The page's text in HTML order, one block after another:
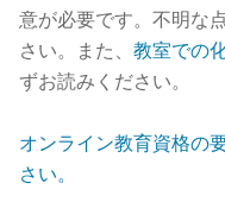
意が必要です。不明な
さい。また、 教室での
ずお読みください。
オンライン教育資格の
さい。